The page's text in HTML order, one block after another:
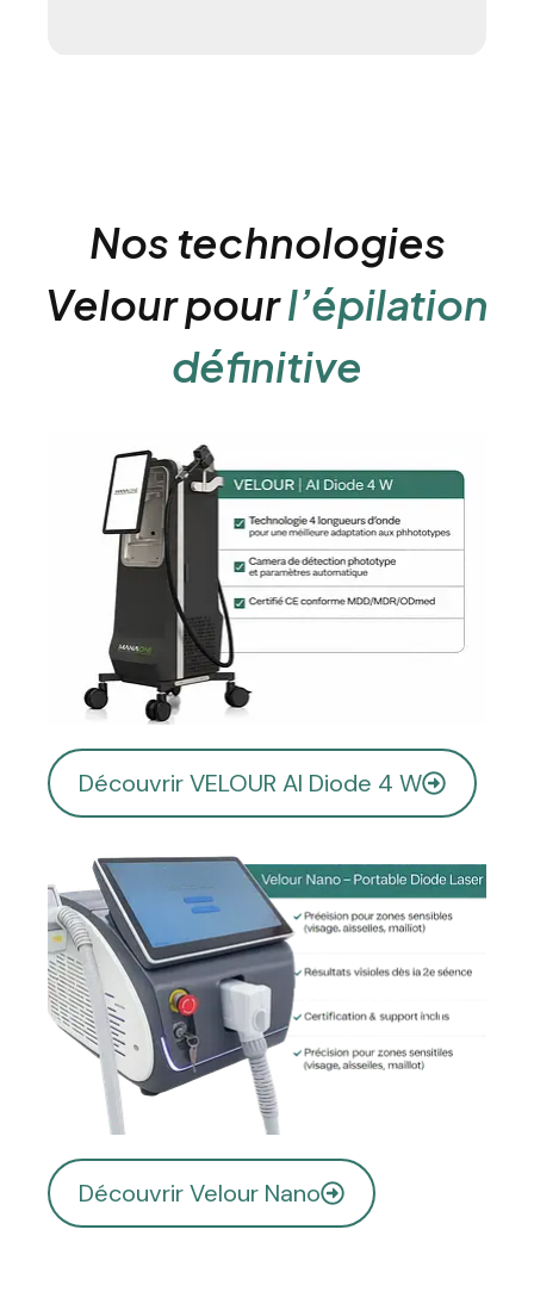
Nos technologies
Velour pourl’épilation
définitive
Découvrir VELOUR AI Diode 4 W
Découvrir Velour Nano